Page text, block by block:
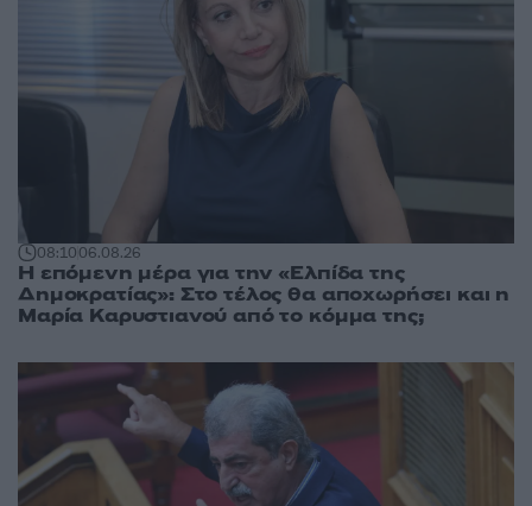
08:1006.08.26
Η επόμενη μέρα για την «Ελπίδα της
Δημοκρατίας»: Στο τέλος θα αποχωρήσει και η
Μαρία Καρυστιανού από το κόμμα της;